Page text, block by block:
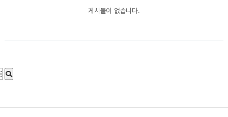
게시물이 없습니다.